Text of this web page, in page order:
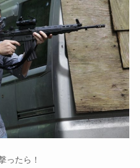
ったら！